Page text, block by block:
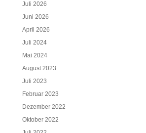
Juli 2026
Juni 2026
April 2026
Juli 2024
Mai 2024
August 2023
Juli 2023
Februar 2023
Dezember 2022
Oktober 2022